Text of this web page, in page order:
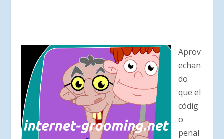
Aprov
echan
do
que el
códig
o
penal